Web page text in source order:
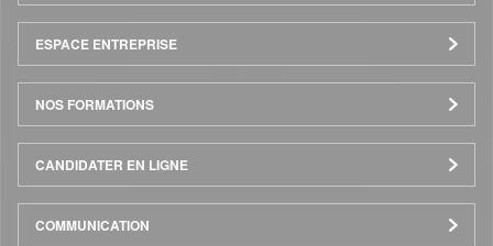
Pied
de
page
ESPACE ENTREPRISE
NOS FORMATIONS
CANDIDATER EN LIGNE
COMMUNICATION